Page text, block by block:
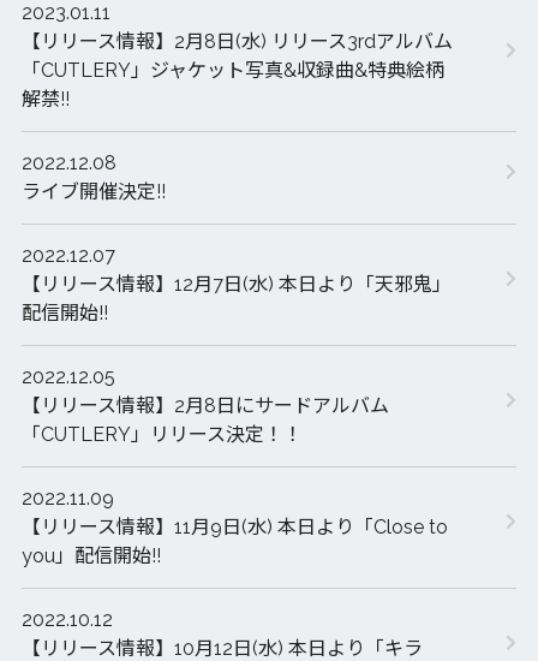
2023.01.11
【リリース情報】2月8日(水) リリース3rdアルバム
「CUTLERY」ジャケット写真&収録曲&特典絵柄
解禁!!
2022.12.08
ライブ開催決定!!
2022.12.07
【リリース情報】12月7日(水) 本日より「天邪鬼」
配信開始!!
2022.12.05
【リリース情報】2月8日にサードアルバム
「CUTLERY」リリース決定！！
2022.11.09
【リリース情報】11月9日(水) 本日より「Close to
you」配信開始!!
2022.10.12
【リリース情報】10月12日(水) 本日より「キラ